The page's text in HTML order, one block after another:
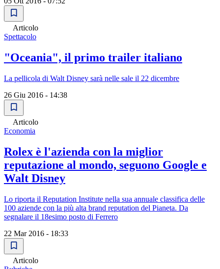
Articolo
Spettacolo
"Oceania", il primo trailer italiano
La pellicola di Walt Disney sarà nelle sale il 22 dicembre
26 Giu 2016 - 14:38
Articolo
Economia
Rolex è l'azienda con la miglior
reputazione al mondo, seguono Google e
Walt Disney
Lo riporta il Reputation Institute nella sua annuale classifica delle
100 aziende con la più alta brand reputation del Pianeta. Da
segnalare il 18esimo posto di Ferrero
22 Mar 2016 - 18:33
Articolo